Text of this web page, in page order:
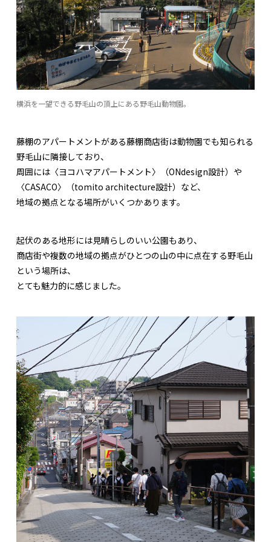
横浜を一望できる野毛山の頂上にある野毛山動物園。
藤棚のアパートメントがある藤棚商店街は動物園でも知られる
野毛山に隣接しており、
周囲には〈ヨコハマアパートメント〉（ONdesign設計）や
〈CASACO〉（tomito architecture設計）など、
地域の拠点となる場所がいくつかあります。
起伏のある地形には見晴らしのいい公園もあり、
商店街や複数の地域の拠点がひとつの山の中に点在する野毛山
という場所は、
とても魅力的に感じました。